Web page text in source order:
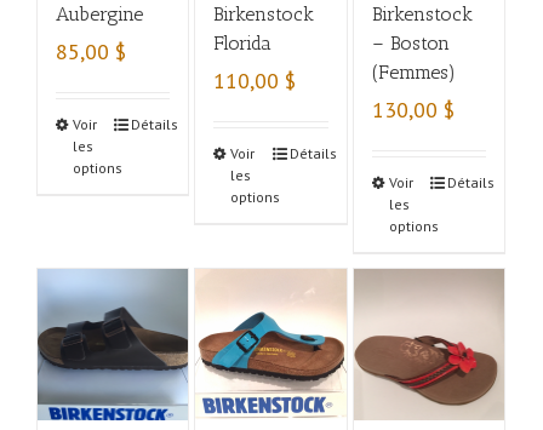
Aubergine
85,00 $
Voir
les
options
Détails
Birkenstock
Florida
110,00 $
Voir
les
options
Détails
Birkenstock
– Boston
(Femmes)
130,00 $
Voir
les
options
Détails